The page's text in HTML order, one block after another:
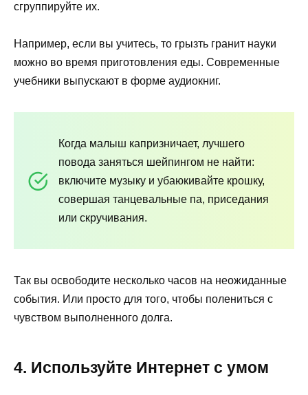
сгруппируйте их.
Например, если вы учитесь, то грызть гранит науки
можно во время приготовления еды. Современные
учебники выпускают в форме аудиокниг.
Когда малыш капризничает, лучшего
повода заняться шейпингом не найти:
включите музыку и убаюкивайте крошку,
совершая танцевальные па, приседания
или скручивания.
Так вы освободите несколько часов на неожиданные
события. Или просто для того, чтобы полениться с
чувством выполненного долга.
4. Используйте Интернет с умом